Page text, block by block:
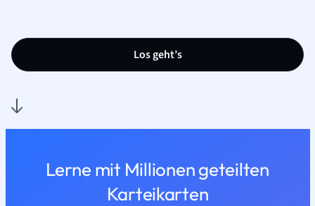
Los geht’s
Lerne mit Millionen geteilten
Karteikarten